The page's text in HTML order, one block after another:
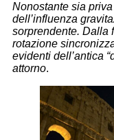
Nonostante sia
dell’influenza
sorprendente. Dalla
rotazione
evidenti dell’antica
attorno.